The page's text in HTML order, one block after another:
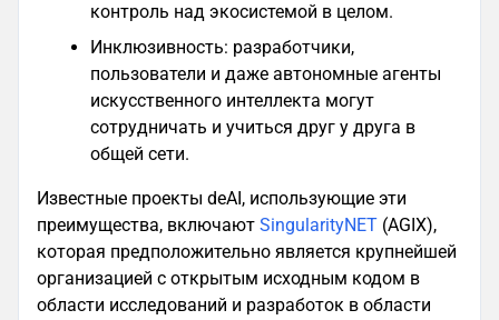
контроль над экосистемой в целом.
Инклюзивность: разработчики,
пользователи и даже автономные агенты
искусственного интеллекта могут
сотрудничать и учиться друг у друга в
общей сети.
Известные проекты deAI, использующие эти
преимущества, включают SingularityNET (AGIX),
которая предположительно является крупнейшей
организацией с открытым исходным кодом в
области исследований и разработок в области